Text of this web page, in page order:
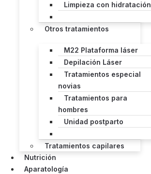
Limpieza con hidratación
Otros tratamientos
M22 Plataforma láser
Depilación Láser
Tratamientos especial
novias
Tratamientos para
hombres
Unidad postparto
Tratamientos capilares
Nutrición
Aparatología